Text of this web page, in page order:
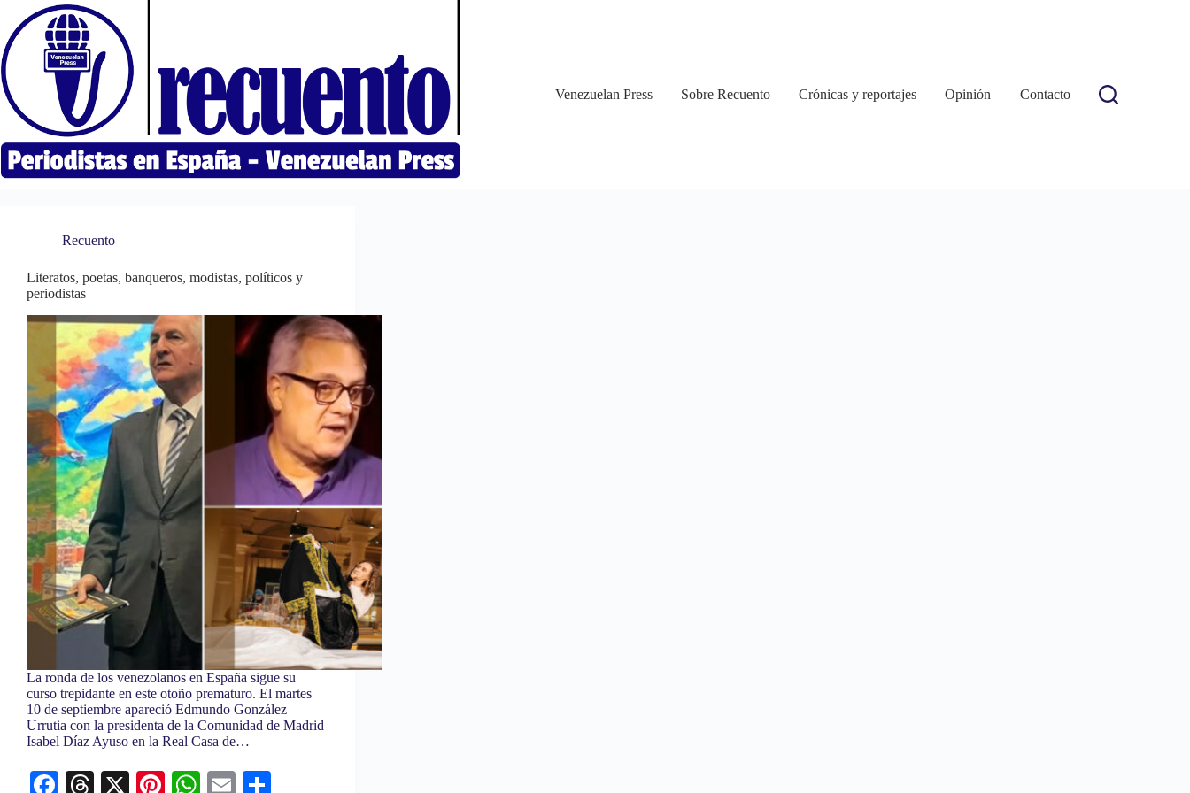
contenido
Venezuelan Press Sobre Recuento Crónicas y reportajes Opinión Contacto
Recuento
Literatos, poetas, banqueros, modistas, políticos y
periodistas
La ronda de los venezolanos en España sigue su
curso trepidante en este otoño prematuro. El martes
10 de septiembre apareció Edmundo González
Urrutia con la presidenta de la Comunidad de Madrid
Isabel Díaz Ayuso en la Real Casa de…
Fa T X Pi W E